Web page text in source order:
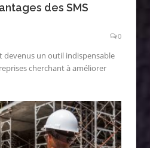
des SMS
0
devenus un outil indispensable
cherchant à améliorer